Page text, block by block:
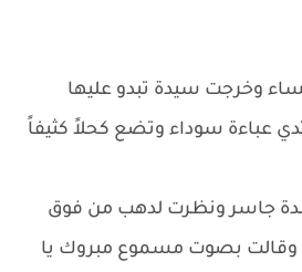
وخرجت سيدة تبدو عليها
عباءة سوداء وتضع كحلاً كثيفاً
جاسر ونظرت لدهب من فوق
وقالت بصوت مسموع مبروك يا